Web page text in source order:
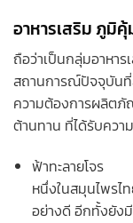
อาหารเสริม ภูมิ
ถือว่าเป็นกลุ่มอาหา
สถานการณ์ปัจจุบันที่
ความต้องการผลิต
ต้านทาน ที่ได้รับคว
ฟ้าทะลายโจร
หนึ่งในสมุนไพรไ
อย่างดี อีกทั้งยัง